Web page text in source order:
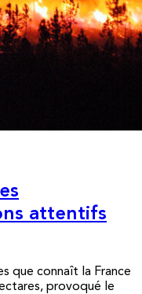
attentifs
que connaît la France
provoqué le